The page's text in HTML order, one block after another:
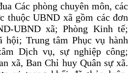
Các phòng chuyên môn, các
thuộc UBND xã gồm các đơn
UBND xã; Phòng Kinh tế;
hội; Trung tâm Phục vụ hành
Dịch vụ, sự nghiệp công;
xã, Ban Chỉ huy Quân sự xã.